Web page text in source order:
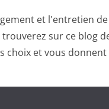
et l'entretien
sur ce blog
choix et vous